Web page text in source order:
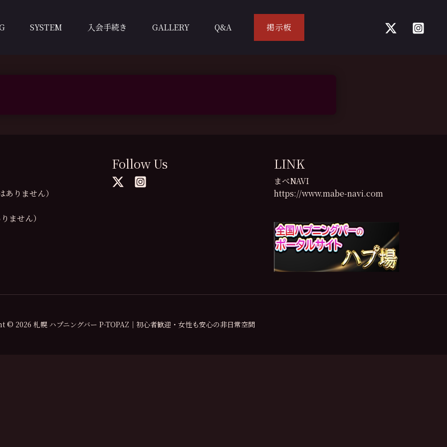
SYSTEM 入会手続き GALLERY Q&A 掲示板
りません）
ません）
Follow Us LINK
まべNAVI
https://www.mabe-navi.com
2026 札幌 ハプニングバー P-TOPAZ｜初心者歓迎・女性も安心の非日常空間